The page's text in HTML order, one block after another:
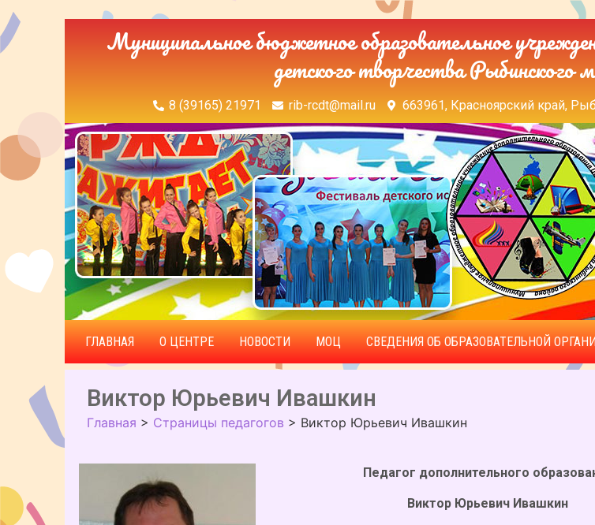
Муниципальное бюджетное образовательное
детского творчества Рыбинского
8 (39165) 21971 rib-rcdt@mail.ru 663961, Красноярский край,
ГЛАВНАЯ О ЦЕНТРЕ НОВОСТИ МОЦ СВЕДЕНИЯ ОБ ОБРАЗОВАТЕЛЬНОЙ
Виктор Юрьевич Ивашкин
Главная > Страницы педагогов > Виктор Юрьевич Ивашкин
Педагог дополнительного
Виктор Юрьевич Ивашкин